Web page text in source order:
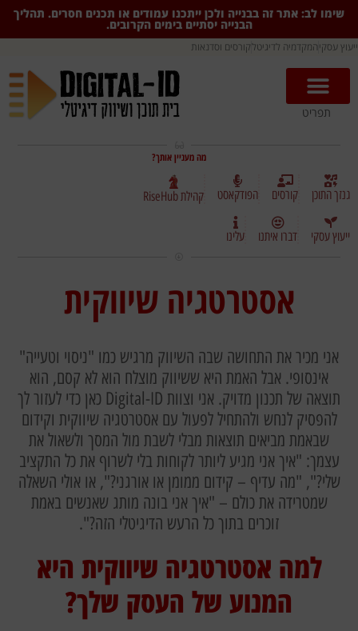
שימו לב: אתר זה בבנייה ולכן ייתכנו עמודים או תכנים חסרים. תהליך
הבנייה יסתיים בימים הקרובים.
ייעוץ עסקיהמקדמיה לדיגיטלקורסים וסדנאות
תפריט
מה מעניין אותך?
גנזך התוכן קורסים הפודקאסט קהילת RiseHub
ייעוץ עסקי דברו איתנו עלינו
אסטרטגיה שיווקית
אני מכיר את התחושה שבה השיווק מרגיש כמו "ניסוי וטעייה"
אינסופי. אבל האמת היא ששיווק מוצלח הוא לא קסם, הוא
תוצאה של תכנון מדויק. אני וצוות Digital-ID כאן כדי לעזור לך
להפסיק לנחש ולהתחיל לפעול עם אסטרטגיה שיווקית וקידום
שבאמת מביאים תוצאות מבלי לשבת מול המסך ולשאול את
עצמך: "איך אני מגיע ליותר לקוחות בלי לשרוף את כל התקציב
שלי?", "מה עדיף – קידום ממומן או אורגני?", או אולי השאלה
שמטרידה את כולם – "איך אני בונה מותג שאנשים באמת
זוכרים בתוך כל הרעש הדיגיטלי הזה?".
למה אסטרטגיה שיווקית היא
המנוע של העסק שלך?